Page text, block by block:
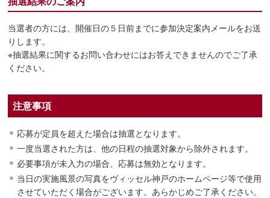
当選者の方には、開催日の５日前までに参加決定案内メールをお送
りします。
※抽選結果に関するお問い合わせにはお答えできませんのでご了承
ください。
注意事項
応募が定員を超えた場合は抽選となります。
一度当選された方は、他の日程の抽選対象から除外されます。
必要事項が未入力の場合、応募は無効となります。
当日の実施風景の写真をヴィッセル神戸のホームページ等で使用
させていただく場合がございます。あらかじめご了承ください。